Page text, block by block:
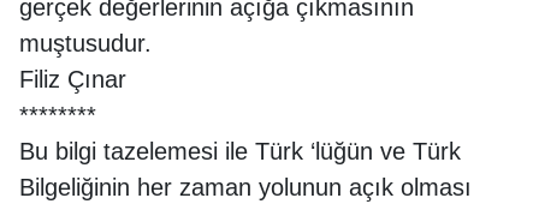
gerçek değerlerinin açığa çıkmasının
muştusudur.
Filiz Çınar
********
Bu bilgi tazelemesi ile Türk ‘lüğün ve Türk
Bilgeliğinin her zaman yolunun açık olması